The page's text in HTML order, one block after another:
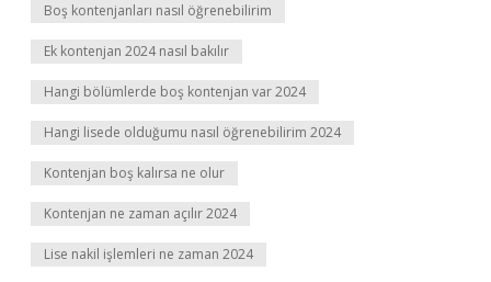
Boş kontenjanları nasıl öğrenebilirim
Ek kontenjan 2024 nasıl bakılır
Hangi bölümlerde boş kontenjan var 2024
Hangi lisede olduğumu nasıl öğrenebilirim 2024
Kontenjan boş kalırsa ne olur
Kontenjan ne zaman açılır 2024
Lise nakil işlemleri ne zaman 2024